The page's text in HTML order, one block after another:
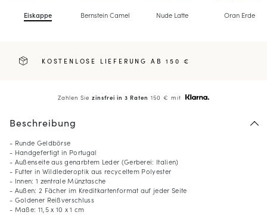
Eiskappe Bernstein Camel Nude Latte Oran Erde
KOSTENLOSE LIEFERUNG AB 150 €
Zahlen Siezinsfrei in 3 Raten 150 € mit
Beschreibung
- Runde Geldbörse
- Handgefertigt in Portugal
- Außenseite aus genarbtem Leder (Gerberei: Italien)
- Futter in Wildlederoptik aus recyceltem Polyester
- Innen: 1 zentrale Münztasche
- Außen: 2 Fächer im Kreditkartenformat auf jeder Seite
- Goldener Reißverschluss
- Maße: 11,5 x 10 x 1 cm